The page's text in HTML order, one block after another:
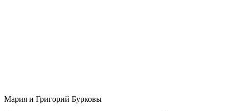
Мария и Григорий Бурковы